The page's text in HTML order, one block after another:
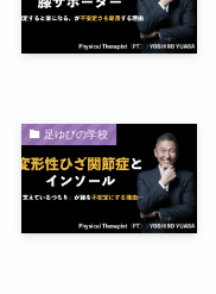
足ゆびの学校